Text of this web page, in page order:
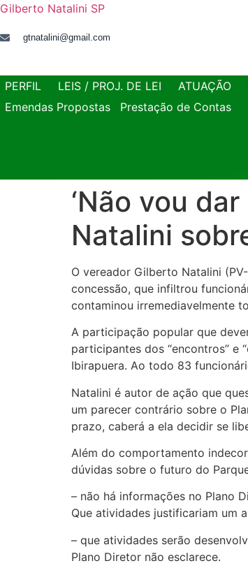
Gilberto Natalini SP
gtnatalini@gmail.com
PERFIL LEIS / PROJ. DE LEI ATUAÇÃO
Emendas Propostas
Prestação de Contas
‘Não vou
Natalini
O vereador Gilberto Natalini
concessão, que infiltrou
contaminou irremediavelmente
A participação popular que
participantes dos “encontros” e
Ibirapuera. Ao todo 83
Natalini é autor de ação que
um parecer contrário sobre o
prazo, caberá a ela decidir se
Além do comportamento
dúvidas sobre o futuro do
– não há informações no Plano
Que atividades justificariam um
– que atividades serão
Plano Diretor não esclarece.